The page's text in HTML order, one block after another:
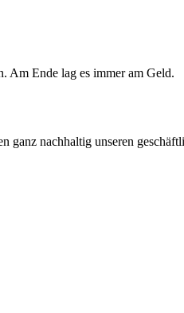
Am Ende lag es immer am Geld.
ganz nachhaltig unseren